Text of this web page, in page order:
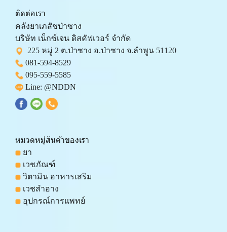
ติดต่อเรา
คลังยาเภสัชป่าซาง
บริษัท เน็กซ์เจน ดิสคัฟเวอร์ จำกัด
225 หมู่ 2 ต.ป่าซาง อ.ป่าซาง จ.ลำพูน 51120
081-594-8529
095-559-5585
Line: @NDDN
หมวดหมู่สินค้าของเรา
ยา
เวชภัณฑ์
วิตามิน อาหารเสริม
เวชสำอาง
อุปกรณ์การแพทย์